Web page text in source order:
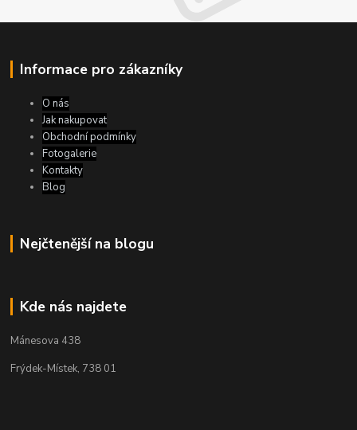
Informace pro zákazníky
O nás
Jak nakupovat
Obchodní podmínky
Fotogalerie
Kontakty
Blog
Nejčtenější na blogu
Kde nás najdete
Mánesova 438
Frýdek-Místek, 738 01